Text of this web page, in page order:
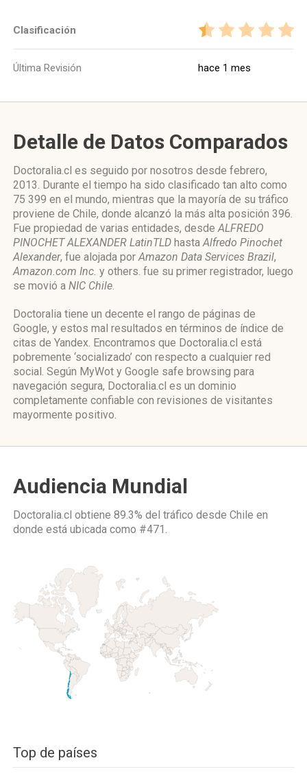
Clasificación
Última Revisión hace 1 mes
Detalle de Datos Comparados
Doctoralia.cl es seguido por nosotros desde febrero,
2013. Durante el tiempo ha sido clasificado tan alto como
75 399 en el mundo, mientras que la mayoría de su tráfico
proviene de Chile, donde alcanzó la más alta posición 396.
Fue propiedad de varias entidades, desdeALFREDO
PINOCHET ALEXANDER LatinTLD hastaAlfredo Pinochet
Alexander, fue alojada porAmazon Data Services Brazil,
Amazon.com Inc. y others. fue su primer registrador, luego
se movió a NIC Chile.
Doctoralia tiene un decente el rango de páginas de
Google, y estos mal resultados en términos de índice de
citas de Yandex. Encontramos que Doctoralia.cl está
pobremente ‘socializado’ con respecto a cualquier red
social. Según MyWot y Google safe browsing para
navegación segura, Doctoralia.cl es un dominio
completamente confiable con revisiones de visitantes
mayormente positivo.
Audiencia Mundial
Doctoralia.cl obtiene 89.3% del tráfico desde Chile en
donde está ubicada como #471.
Top de países